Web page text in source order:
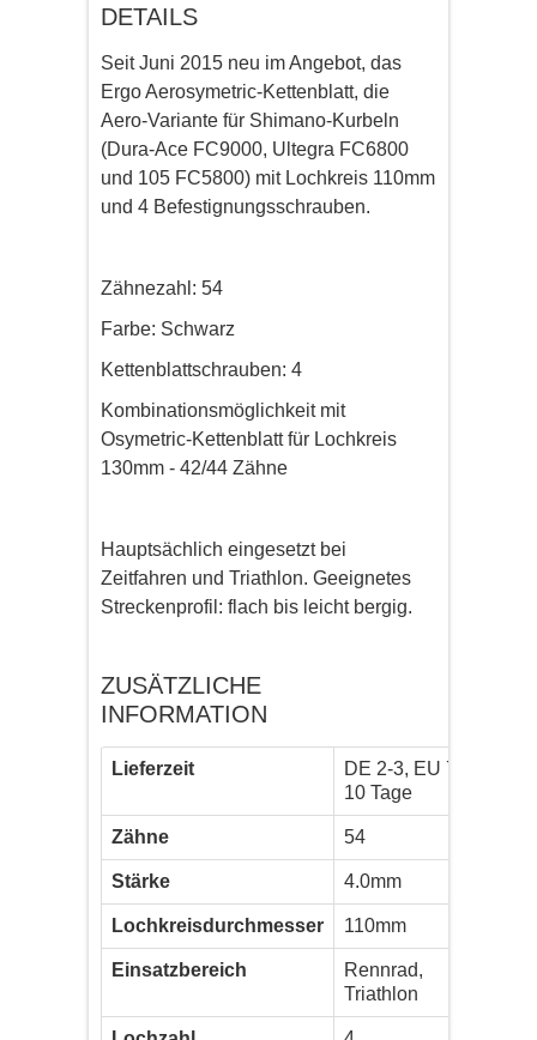
DETAILS
Seit Juni 2015 neu im Angebot, das
Ergo Aerosymetric-Kettenblatt, die
Aero-Variante für Shimano-Kurbeln
(Dura-Ace FC9000, Ultegra FC6800
und 105 FC5800) mit Lochkreis 110mm
und 4 Befestignungsschrauben.
Zähnezahl: 54
Farbe: Schwarz
Kettenblattschrauben: 4
Kombinationsmöglichkeit mit
Osymetric-Kettenblatt für Lochkreis
130mm - 42/44 Zähne
Hauptsächlich eingesetzt bei
Zeitfahren und Triathlon. Geeignetes
Streckenprofil: flach bis leicht bergig.
ZUSÄTZLICHE
INFORMATION
Lieferzeit
DE 2-3, EU 7-
10 Tage
Zähne 54
Stärke 4.0mm
Lochkreisdurchmesser 110mm
Einsatzbereich
Rennrad,
Triathlon